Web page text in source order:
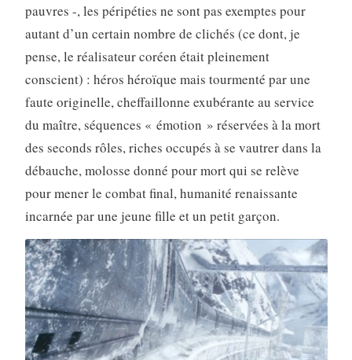
pauvres -, les péripéties ne sont pas exemptes pour
autant d’un certain nombre de clichés (ce dont, je
pense, le réalisateur coréen était pleinement
conscient) : héros héroïque mais tourmenté par une
faute originelle, cheffaillonne exubérante au service
du maître, séquences « émotion » réservées à la mort
des seconds rôles, riches occupés à se vautrer dans la
débauche, molosse donné pour mort qui se relève
pour mener le combat final, humanité renaissante
incarnée par une jeune fille et un petit garçon.